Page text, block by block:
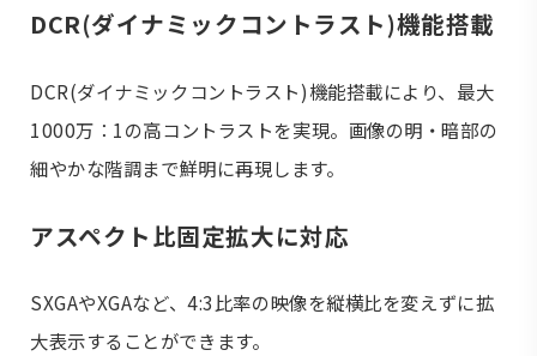
DCR(ダイナミックコントラスト)機能搭載
DCR(ダイナミックコントラスト)機能搭載により、最大
1000万：1の高コントラストを実現。画像の明・暗部の
細やかな階調まで鮮明に再現します。
アスペクト比固定拡大に対応
SXGAやXGAなど、4:3比率の映像を縦横比を変えずに拡
大表示することができます。